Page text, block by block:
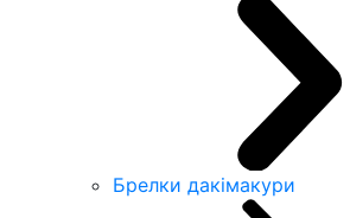
Брелки дакімакури